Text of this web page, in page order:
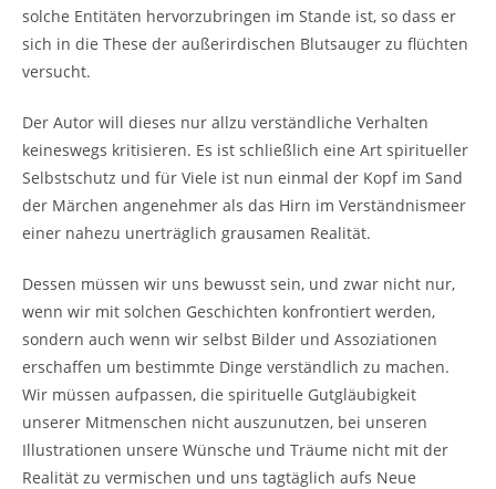
solche Entitäten hervorzubringen im Stande ist, so dass er
sich in die These der außerirdischen Blutsauger zu flüchten
versucht.
Der Autor will dieses nur allzu verständliche Verhalten
keineswegs kritisieren. Es ist schließlich eine Art spiritueller
Selbstschutz und für Viele ist nun einmal der Kopf im Sand
der Märchen angenehmer als das Hirn im Verständnismeer
einer nahezu unerträglich grausamen Realität.
Dessen müssen wir uns bewusst sein, und zwar nicht nur,
wenn wir mit solchen Geschichten konfrontiert werden,
sondern auch wenn wir selbst Bilder und Assoziationen
erschaffen um bestimmte Dinge verständlich zu machen.
Wir müssen aufpassen, die spirituelle Gutgläubigkeit
unserer Mitmenschen nicht auszunutzen, bei unseren
Illustrationen unsere Wünsche und Träume nicht mit der
Realität zu vermischen und uns tagtäglich aufs Neue